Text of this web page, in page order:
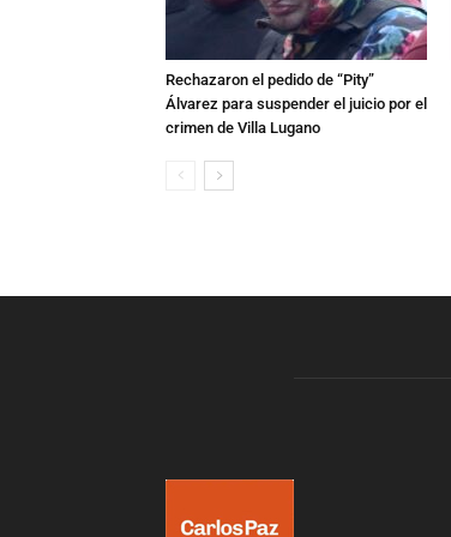
Rechazaron el pedido de “Pity”
Álvarez para suspender el juicio por el
crimen de Villa Lugano